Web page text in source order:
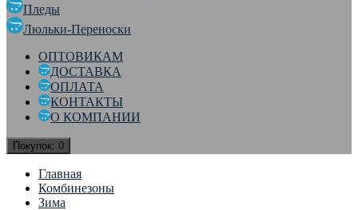
Пледы
Люльки-Переноски
ОПТОВИКАМ
ДОСТАВКА
ОПЛАТА
КОНТАКТЫ
О КОМПАНИИ
Покупок: 0
Главная
Комбинезоны
Зима